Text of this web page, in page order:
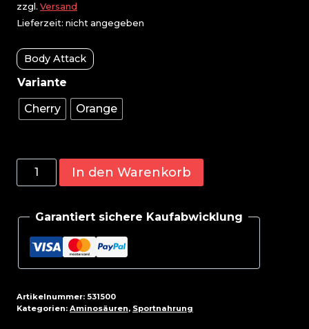
zzgl. Versand
Lieferzeit: nicht angegeben
Body Attack
Cherry Orange
Body
Attack
Carnitine
Liquid
2000,
1000ml
In den Warenkorb
Garantiert sichere Kaufabwicklung
Artikelnummer: 531500
Kategorien: Aminosäuren, Sportnahrung